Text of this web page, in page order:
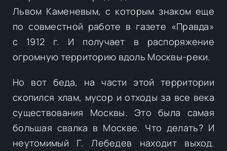
Львом Каменевым, с которым знаком еще
по совместной работе в газете «Правда»
с 1912 г. И получает в распоряжение
огромную территорию вдоль Москвы-реки.
Но вот беда, на части этой территории
скопился хлам, мусор и отходы за все века
существования Москвы. Это была самая
большая свалка в Москве. Что делать? И
неутомимый Г. Лебедев находит выход.